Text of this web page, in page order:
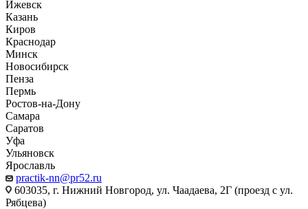
Ижевск
Казань
Киров
Краснодар
Минск
Новосибирск
Пенза
Пермь
Ростов-на-Дону
Самара
Саратов
Уфа
Ульяновск
Ярославль
practik-nn@pr52.ru
603035, г. Нижний Новгород, ул. Чаадаева, 2Г (проезд с ул.
Рябцева)